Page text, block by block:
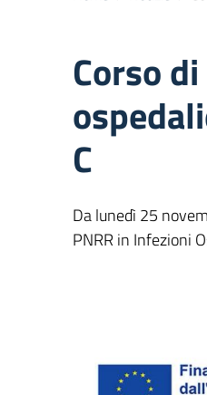
Corso
C
Da lunedì 25
PNRR in Infezioni